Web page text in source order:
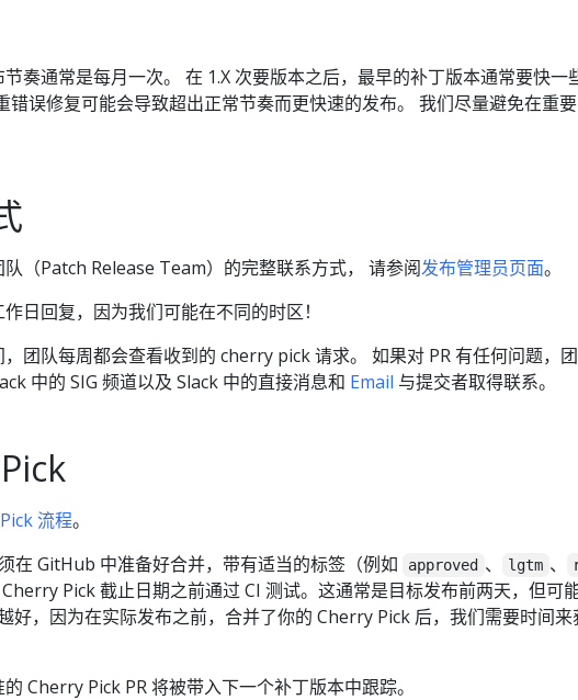
奏通常是每月一次。 在 1.X 次要版本之后，最早的补丁版本通常要快一
错误修复可能会导致超出正常节奏而更快速的发布。 我们尽量避免在重
（Patch Release Team）的完整联系方式， 请参阅发布管理员页面。
日回复，因为我们可能在不同的时区！
团队每周都会查看收到的 cherry pick 请求。 如果对 PR 有任何问题，
中的 SIG 频道以及 Slack 中的直接消息和 Email 与提交者取得联系。
流程。
在 GitHub 中准备好合并，带有适当的标签（例如
approved 、 lgtm 、
Pick 截止日期之前通过 CI 测试。这通常是目标发布前两天，但可能
好，因为在实际发布之前，合并了你的 Cherry Pick 后，我们需要时间来
Cherry Pick PR 将被带入下一个补丁版本中跟踪。